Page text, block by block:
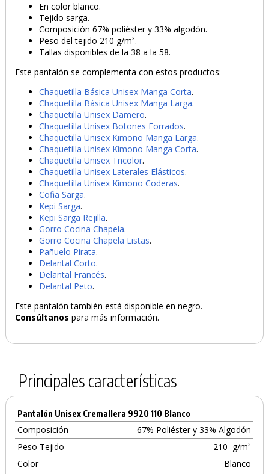
En color blanco.
Tejido sarga.
Composición 67% poliéster y 33% algodón.
Peso del tejido 210 g/m².
Tallas disponibles de la 38 a la 58.
Este pantalón se complementa con estos productos:
Chaquetilla Básica Unisex Manga Corta.
Chaquetilla Básica Unisex Manga Larga.
Chaquetilla Unisex Damero.
Chaquetilla Unisex Botones Forrados.
Chaquetilla Unisex Kimono Manga Larga.
Chaquetilla Unisex Kimono Manga Corta.
Chaquetilla Unisex Tricolor.
Chaquetilla Unisex Laterales Elásticos.
Chaquetilla Unisex Kimono Coderas.
Cofia Sarga.
Kepi Sarga.
Kepi Sarga Rejilla.
Gorro Cocina Chapela.
Gorro Cocina Chapela Listas.
Pañuelo Pirata.
Delantal Corto.
Delantal Francés.
Delantal Peto.
Este pantalón también está disponible en negro.
Consúltanospara más información.
Principales características
Pantalón Unisex Cremallera 9920 110 Blanco
Composición
67% Poliéster y 33% Algodón
Peso Tejido
210 g/m²
Color
Blanco